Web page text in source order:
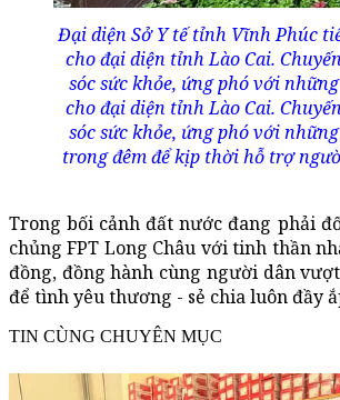
Đại diện Sở Y tế tỉnh Vĩnh Phúc
cho đại diện tỉnh Lào Cai.
sóc sức khỏe, ứng phó với
cho đại diện tỉnh Lào Cai.
sóc sức khỏe, ứng phó với
trong đêm để kịp thời hỗ trợ
Trong bối cảnh đất nước đang phải
chủng FPT Long Châu với tinh thần
đồng, đồng hành cùng người dân
để tình yêu thương - sẻ chia luôn đầy
TIN CÙNG CHUYÊN MỤC